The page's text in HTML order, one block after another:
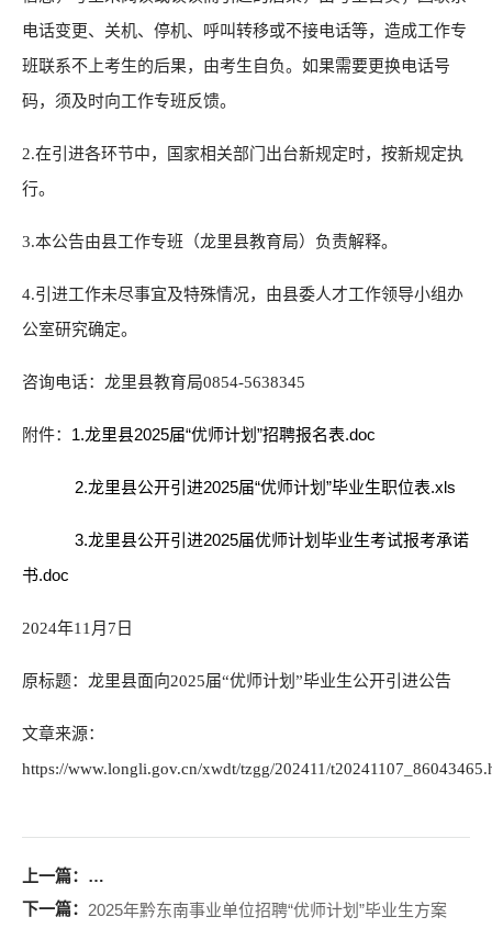
电话变更、关机、停机、呼叫转移或不接电话等，造成工作专
班联系不上考生的后果，由考生自负。如果需要更换电话号
码，须及时向工作专班反馈。
2.在引进各环节中，国家相关部门出台新规定时，按新规定执
行。
3.本公告由县工作专班（龙里县教育局）负责解释。
4.引进工作未尽事宜及特殊情况，由县委人才工作领导小组办
公室研究确定。
咨询电话：龙里县教育局0854-5638345
附件： 1.龙里县2025届“优师计划”招聘报名表.doc
2.龙里县公开引进2025届“优师计划”毕业生职位表.xls
3.龙里县公开引进2025届优师计划毕业生考试报考承诺
书.doc
2024年11月7日
原标题：龙里县面向2025届“优师计划”毕业生公开引进公告
文章来源：
https://www.longli.gov.cn/xwdt/tzgg/202411/
上一篇：
印江县面向2025届优师计划毕业生招聘23人方案|11月
下一篇： 2025年黔东南事业单位招聘“优师计划”毕业生方案